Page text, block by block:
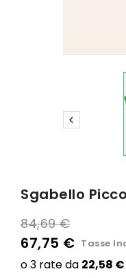

Sgabello
84,69 €
67,75 € Tasse